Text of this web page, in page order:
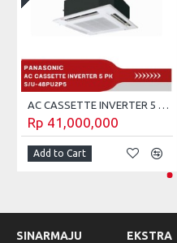
AC CASSETTE INVERTER 5 PK PANASONIC S/U-48PU2P5 (Unit Only)
Rp 41,000,000
Add to Cart
SINARMAJU EKSTRA